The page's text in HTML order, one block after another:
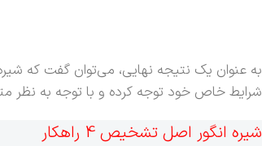
به عنوان یک نتیجه نهایی، می‌توان گفت که
شرایط خاص خود توجه کرده و با توجه به نظر
شیره انگور اصل تشخیص 4 راهکار